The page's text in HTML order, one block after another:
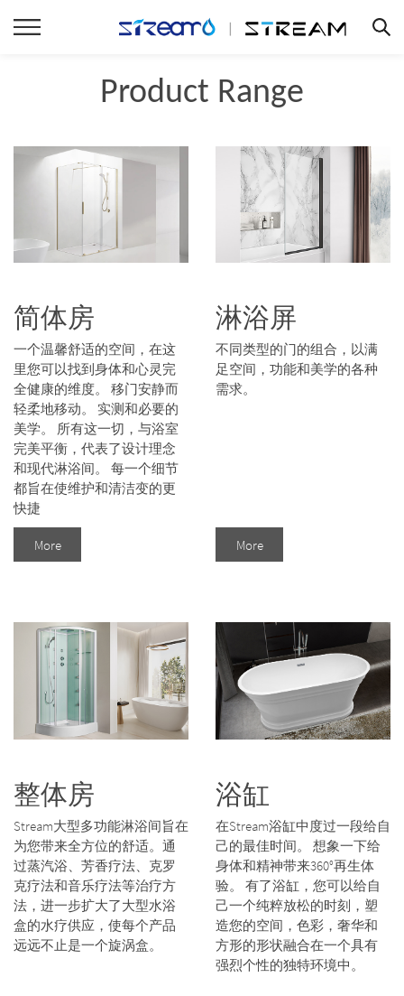
Product Range
简体房
一个温馨舒适的空间，在这
里您可以找到身体和心灵完
全健康的维度。 移门安静而
轻柔地移动。 实测和必要的
美学。 所有这一切，与浴室
完美平衡，代表了设计理念
和现代淋浴间。 每一个细节
都旨在使维护和清洁变的更
快捷
More
淋浴屏
不同类型的门的组合，以满
足空间，功能和美学的各种
需求。
More
整体房
Stream大型多功能淋浴间旨在
为您带来全方位的舒适。通
过蒸汽浴、芳香疗法、克罗
克疗法和音乐疗法等治疗方
法，进一步扩大了大型水浴
盒的水疗供应，使每个产品
远远不止是一个旋涡盒。
浴缸
在Stream浴缸中度过一段给自
己的最佳时间。 想象一下给
身体和精神带来360°再生体
验。 有了浴缸，您可以给自
己一个纯粹放松的时刻，塑
造您的空间，色彩，奢华和
方形的形状融合在一个具有
强烈个性的独特环境中。